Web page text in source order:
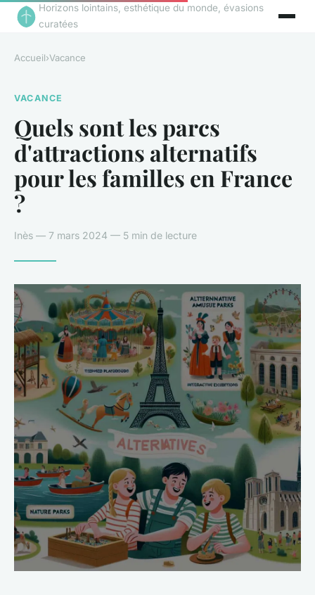
Horizons lointains, esthétique du monde, évasions
curatées
Accueil›Vacance
VACANCE
Quels sont les parcs
d'attractions alternatifs
pour les familles en France
?
Inès — 7 mars 2024 — 5 min de lecture